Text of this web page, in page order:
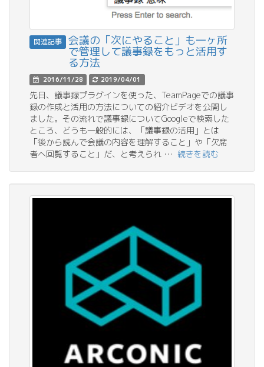
関連記事 会議の「次にやること」も一ヶ所
で管理して議事録をもっと活用す
る方法
2016/11/28 2019/04/01
先日、議事録プラグインを使った、TeamPageでの議事
録の作成と活用の方法についての紹介ビデオを公開し
ました。その流れで議事録についてGoogleで検索した
ところ、どうも一般的には、「議事録の活用」とは
「後から読んで会議の内容を理解すること」や「欠席
者へ回覧すること」だ、と考えられ … 続きを読む